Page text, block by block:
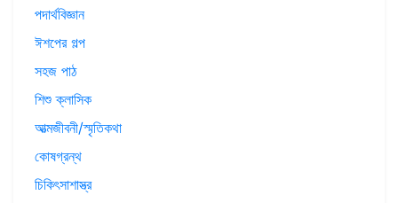
পদার্থবিজ্ঞান
ঈশপের গল্প
সহজ পাঠ
শিশু ক্লাসিক
আত্মজীবনী/স্মৃতিকথা
কোষগ্রন্থ
চিকিৎসাশাস্ত্র